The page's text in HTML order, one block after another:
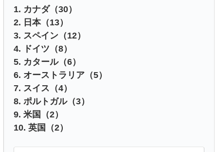
1. カナダ（30）
2. 日本（13）
3. スペイン（12）
4. ドイツ（8）
5. カタール（6）
6. オーストラリア（5）
7. スイス（4）
8. ポルトガル（3）
9. 米国（2）
10. 英国（2）